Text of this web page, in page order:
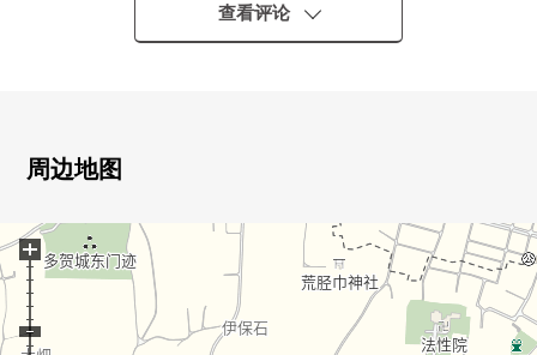
0附带来客时便利的TV监视器的内部对讲机
0培养交流的客厅楼梯
0在放晴的日，洗的衣物能吸干的木露台的
0考虑室温差别的全馆空调系统使用
0正在浴室设置音箱，一边享用音乐，一边能洗澡
－LIFE信息-
查看评论
周边地图
+